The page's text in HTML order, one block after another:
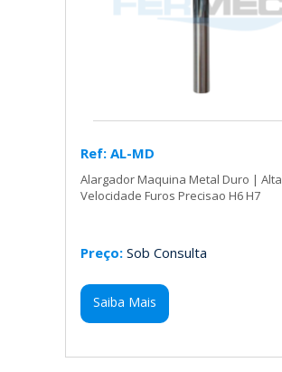
Ref: AL-MD
Alargador Maquina Metal Duro | Alta
Velocidade Furos Precisao H6 H7
Preço: Sob Consulta
Saiba Mais